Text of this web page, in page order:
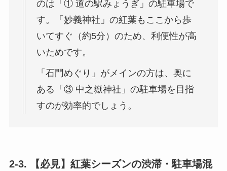
のは「① 道の駅みょうぎ」の駐車場で
す。「妙義神社」の紅葉もここから歩
いてすぐ（約5分）のため、利便性が高
いためです。
「石門めぐり」がメインの方は、奥に
ある「③ 中之嶽神社」の駐車場を目指
すのが効率的でしょう。
2-3. 【必見】紅葉シーズンの渋滞・駐車場混